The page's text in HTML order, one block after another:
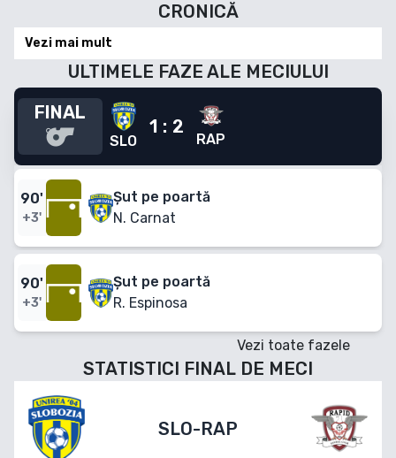
CRONICĂ
Vezi mai mult
ULTIMELE FAZE ALE MECIULUI
FINAL
SLO
1 : 2
RAP
90'
+3'
Șut pe poartă
N. Carnat
90'
+3'
Șut pe poartă
R. Espinosa
Vezi toate fazele
STATISTICI FINAL DE MECI
SLO-RAP